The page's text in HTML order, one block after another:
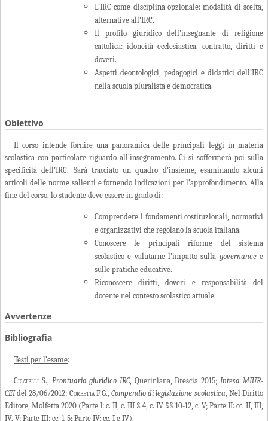
L’IRC come disciplina opzionale: modalità di scelta,
alternative all’IRC.
Il profilo giuridico dell’insegnante di religione
cattolica: idoneità ecclesiastica, contratto, diritti e
doveri.
Aspetti deontologici, pedagogici e didattici dell’IRC
nella scuola pluralista e democratica.
Obiettivo
Il corso intende fornire una panoramica delle principali leggi in materia
scolastica con particolare riguardo all’insegnamento. Ci si soffermerà poi sulla
specificità dell’IRC. Sarà tracciato un quadro d’insieme, esaminando alcuni
articoli delle norme salienti e fornendo indicazioni per l’approfondimento. Alla
fine del corso, lo studente deve essere in grado di:
Comprendere i fondamenti costituzionali, normativi
e organizzativi che regolano la scuola italiana.
Conoscere le principali riforme del sistema
scolastico e valutarne l’impatto sulla governancee
sulle pratiche educative.
Riconoscere diritti, doveri e responsabilità del
docente nel contesto scolastico attuale.
Avvertenze
Bibliografia
Testi per l’esame:
Cicatelli S., Prontuario giuridico IRC, Queriniana, Brescia 2015;Intesa MIUR-
CEIdel 28/06/2012; Corbetta F.G.,Compendio di legislazione scolastica, Nel Diritto
Editore, Molfetta 2020 (Parte I: c. II, c. III § 4, c. IV §§ 10-12, c. V; Parte II: cc. II, III,
IV, V; Parte III: cc. 1-5; Parte IV: cc. I e IV).